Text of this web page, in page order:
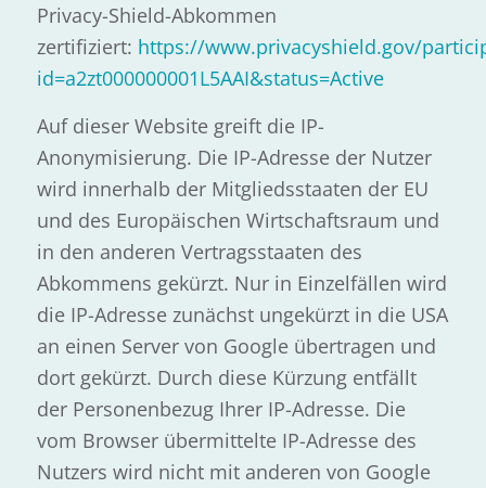
Privacy-Shield-Abkommen
zertifiziert: https://www.privacyshield.gov/
id=a2zt000000001L5AAI&status=Active
Auf dieser Website greift die IP-
Anonymisierung. Die IP-Adresse der Nutzer
wird innerhalb der Mitgliedsstaaten der EU
und des Europäischen Wirtschaftsraum und
in den anderen Vertragsstaaten des
Abkommens gekürzt. Nur in Einzelfällen wird
die IP-Adresse zunächst ungekürzt in die USA
an einen Server von Google übertragen und
dort gekürzt. Durch diese Kürzung entfällt
der Personenbezug Ihrer IP-Adresse. Die
vom Browser übermittelte IP-Adresse des
Nutzers wird nicht mit anderen von Google